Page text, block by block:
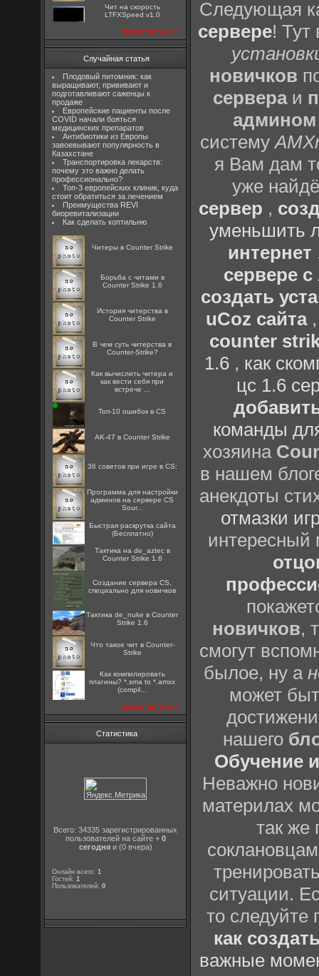
Чит на скорость
LTFXSpeed v1.0
посмотреть все
Случайная статья
Плодовый питомник: как
выращивают, прививают и
подготавливают саженцы к
продаже
Европейские пациенты после
COVID начали бояться
медицинских препаратов
Антибиотики из Европы
завоевывают популярность в
Казахстане
Транспортировка лекарств:
почему это важно делать
профессионально?
Топ-3 европейских клиник, куда
стоит обратиться за лечением
Преимущества REVI
биоревитализации
Как сделать коптильню
Читеры в Counter Strike
Борьба с читами в
Counter Strike 1.6
История читерства в
Counter Strike
В чем суть читерства в
Counter-Strike?
Как вычислить читера и
как вести себя при
встрече ...
Топ-10 ошибок в CS
AK-47 в Counter Strike
36 советов при игре в CS:
Программа для настройки
админов на сервере CS
Sour...
Быстрая раскрутка сайта
(Бесплатно)
Тактика на de_aztec в
Counter Strike 1.6
Создание сервера CS,
специально для новичков
Тактика de_nuke в Counter
Strike 1.6
Что такое чит в Counter-
Strike
Как компилировать
плагины? *.sma to *.amxx
(compil...
посмотреть все
Статистика
Всего: 34335 зарегистрированных
пользователей на сайте + 0
сегодняи (0 вчера)
Онлайн всего:1
Гостей:1
Пользователей:0
Следующая
сервере! Тут
новичков
сервераи
админом
систему
я Вам дам
уже
сервер ,
уменьшить
интернет
сервере
создать
uCoz сайта
counter
1.6, как
цс 1.6
команды
хозяина
в нашем
анекдоты
отмазки
интересный
новичков,
смогут
былое, ну а
может
нашего
Обучение
Неважно
материлах
так же
ситуации.
то
как
важные